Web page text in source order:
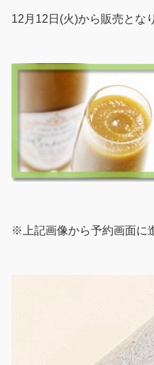
12月12日(火)から販売とな
※上記画像から予約画面に